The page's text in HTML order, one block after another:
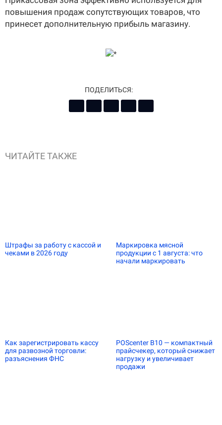
повышения продаж сопутствующих товаров, что
принесет дополнительную прибыль магазину.
ПОДЕЛИТЬСЯ:
ЧИТАЙТЕ ТАКЖЕ
Штрафы за работу с кассой и
чеками в 2026 году
Маркировка мясной
продукции с 1 августа: что
начали маркировать
Как зарегистрировать кассу
для развозной торговли:
разъяснения ФНС
POScenter B10 — компактный
прайсчекер, который снижает
нагрузку и увеличивает
продажи